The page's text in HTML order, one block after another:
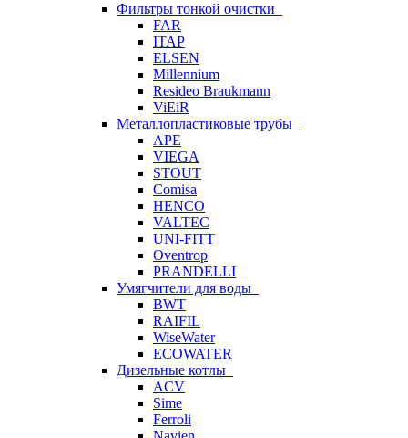
Фильтры тонкой очистки
FAR
ITAP
ELSEN
Millennium
Resideo Braukmann
ViEiR
Металлопластиковые трубы
APE
VIEGA
STOUT
Comisa
HENCO
VALTEC
UNI-FITT
Oventrop
PRANDELLI
Умягчители для воды
BWT
RAIFIL
WiseWater
ECOWATER
Дизельные котлы
ACV
Sime
Ferroli